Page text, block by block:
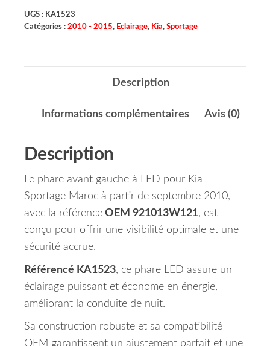
UGS : KA1523
Catégories : 2010 - 2015, Eclairage, Kia, Sportage
Description
Informations complémentaires Avis (0)
Description
Le phare avant gauche à LED pour Kia
Sportage Maroc à partir de septembre 2010,
avec la référence OEM 921013W121, est
conçu pour offrir une visibilité optimale et une
sécurité accrue.
Référencé KA1523, ce phare LED assure un
éclairage puissant et économe en énergie,
améliorant la conduite de nuit.
Sa construction robuste et sa compatibilité
OEM garantissent un ajustement parfait et une